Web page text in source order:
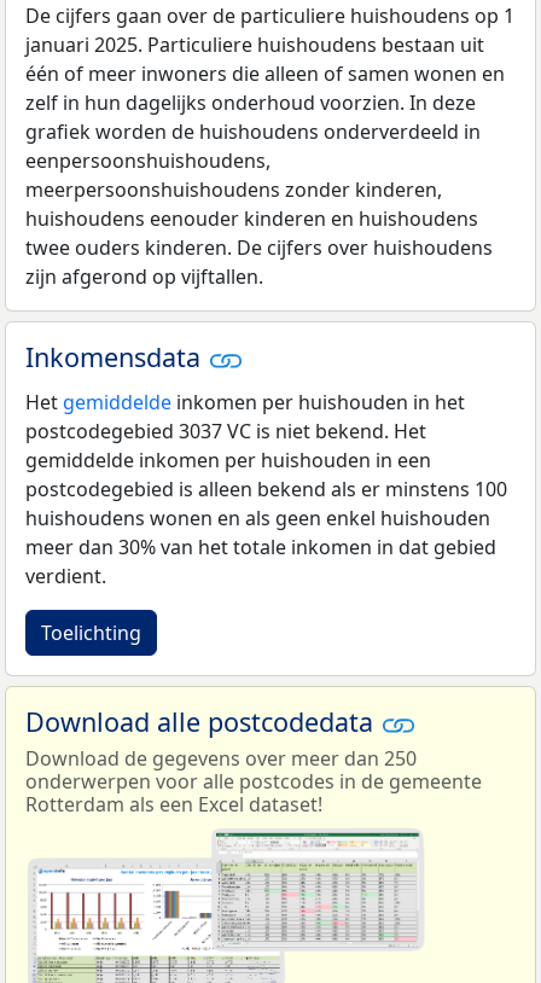
De cijfers gaan over de particuliere huishoudens op 1
januari 2025. Particuliere huishoudens bestaan uit
één of meer inwoners die alleen of samen wonen en
zelf in hun dagelijks onderhoud voorzien. In deze
grafiek worden de huishoudens onderverdeeld in
eenpersoonshuishoudens,
meerpersoonshuishoudens zonder kinderen,
huishoudens eenouder kinderen en huishoudens
twee ouders kinderen. De cijfers over huishoudens
zijn afgerond op vijftallen.
Inkomensdata
Het gemiddelde inkomen per huishouden in het
postcodegebied 3037 VC is niet bekend. Het
gemiddelde inkomen per huishouden in een
postcodegebied is alleen bekend als er minstens 100
huishoudens wonen en als geen enkel huishouden
meer dan 30% van het totale inkomen in dat gebied
verdient.
Toelichting
Download alle postcodedata
Download de gegevens over meer dan 250
onderwerpen voor alle postcodes in de gemeente
Rotterdam als een Excel dataset!